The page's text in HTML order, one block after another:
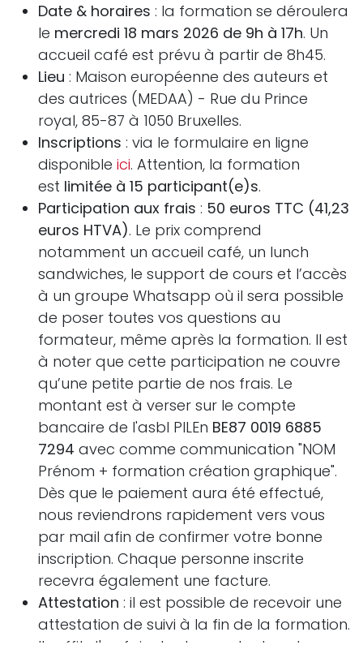
Date & horaires : la formation se déroulera
le mercredi 18 mars 2026 de 9h à 17h. Un
accueil café est prévu à partir de 8h45.
Lieu : Maison européenne des auteurs et
des autrices (MEDAA) - Rue du Prince
royal, 85-87 à 1050 Bruxelles.
Inscriptions : via le formulaire en ligne
disponible ici. Attention, la formation
est limitée à 15 participant(e)s.
Participation aux frais : 50 euros TTC (41,23
euros HTVA). Le prix comprend
notamment un accueil café, un lunch
sandwiches, le support de cours et l’accès
à un groupe Whatsapp où il sera possible
de poser toutes vos questions au
formateur, même après la formation. Il est
à noter que cette participation ne couvre
qu’une petite partie de nos frais. Le
montant est à verser sur le compte
bancaire de l'asbl PILEn BE87 0019 6885
7294 avec comme communication "NOM
Prénom + formation création graphique".
Dès que le paiement aura été effectué,
nous reviendrons rapidement vers vous
par mail afin de confirmer votre bonne
inscription. Chaque personne inscrite
recevra également une facture.
Attestation : il est possible de recevoir une
attestation de suivi à la fin de la formation.
Il suffit d'en faire la demande dans le